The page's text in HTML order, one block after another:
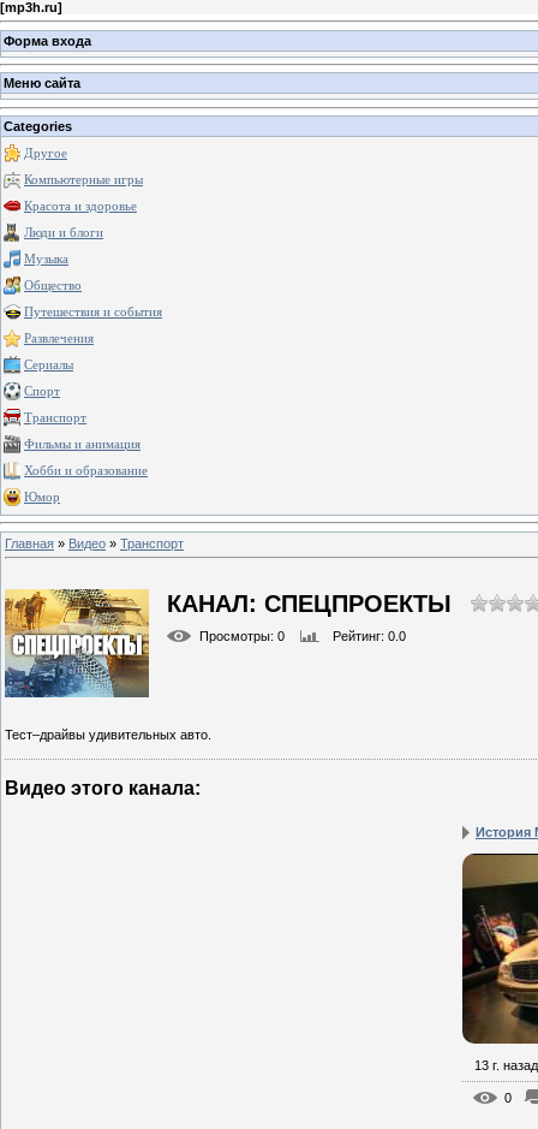
[mp3h.ru]
Форма входа
Меню сайта
Categories
Другое
Компьютерные игры
Красота и здоровье
Люди и блоги
Музыка
Общество
Путешествия и события
Развлечения
Сериалы
Спорт
Транспорт
Фильмы и анимация
Хобби и образование
Юмор
Главная » Видео » Транспорт
КАНАЛ: СПЕЦПРОЕКТЫ
Просмотры: 0 Рейтинг: 0.0
Тест–драйвы удивительных авто.
Видео этого канала:
История
13 г. назад
0